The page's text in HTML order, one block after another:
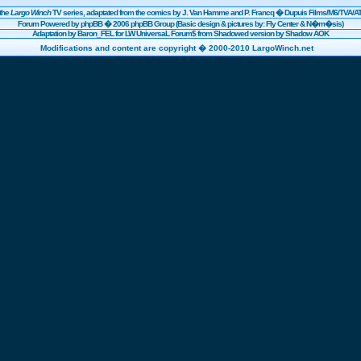
Largo WinchTV series, adaptated from the comics by J. Van Hamme and P. Francq �DupuisFilms/M6/TVA/
Forum Powered byphpBB� 2006 phpBB Group (Basic design & pictures by: Fly Center & N�m�sis)
Adaptation by Baron_FEL for LW UniversaL Forum$ from Shadowed version by Shadow AOK
Modifications and content are copyright � 2000-2010 LargoWinch.net